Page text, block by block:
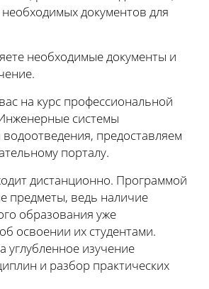
документов для
необходимые документы и
на курс профессиональной
системы
предоставляем
порталу.
дистанционно. Программой
предметы, ведь наличие
образования уже
освоении их студентами.
углубленное изучение
и разбор практических